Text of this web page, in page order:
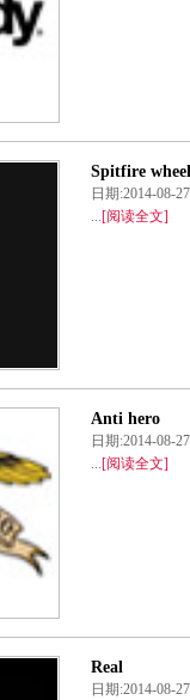
Spitfire
日期:2014-
[阅读全文]
Anti hero
日期:2014-
...[阅读全文]
Real
日期:2014-